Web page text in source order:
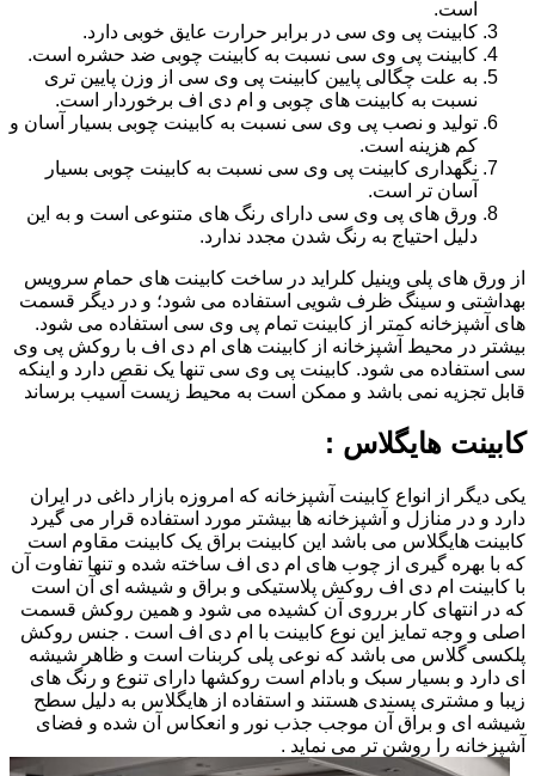
است.
کابینت پی وی سی در برابر حرارت عایق خوبی دارد.
کابینت پی وی سی نسبت به کابینت چوبی ضد حشره است.
به علت چگالی پایین کابینت پی وی سی از وزن پایین تری
نسبت به کابینت های چوبی و ام دی اف برخوردار است.
تولید و نصب پی وی سی نسبت به کابینت چوبی بسیار آسان و
کم هزینه است.
نگهداری کابینت پی وی سی نسبت به کابینت چوبی بسیار
آسان تر است.
ورق های پی وی سی دارای رنگ های متنوعی است و به این
دلیل احتیاج به رنگ شدن مجدد ندارد.
از ورق های پلی وینیل کلراید در ساخت کابینت های حمام سرویس
بهداشتی و سینگ ظرف شویی استفاده می شود؛ و در دیگر قسمت
های آشپزخانه کمتر از کابینت تمام پی وی سی استفاده می شود.
بیشتر در محیط آشپزخانه از کابینت های ام دی اف با روکش پی وی
سی استفاده می شود. کابینت پی وی سی تنها یک نقص دارد و اینکه
قابل تجزیه نمی باشد و ممکن است به محیط زیست آسیب برساند
کابینت هایگلاس :
یکی دیگر از انواع کابینت آشپزخانه که امروزه بازار داغی در ایران
دارد و در منازل و آشپزخانه ها بیشتر مورد استفاده قرار می گیرد
کابینت هایگلاس می باشد این کابینت براق یک کابینت مقاوم است
که با بهره گیری از چوب های ام دی اف ساخته شده و تنها تفاوت آن
با کابینت ام دی اف روکش پلاستیکی و براق و شیشه ای آن است
که در انتهای کار برروی آن کشیده می شود و همین روکش قسمت
اصلی و وجه تمایز این نوع کابینت با ام دی اف است . جنس روکش
پلکسی گلاس می باشد که نوعی پلی کربنات است و ظاهر شیشه
ای دارد و بسیار سبک و بادام است روکشها دارای تنوع و رنگ های
زیبا و مشتری پسندی هستند و استفاده از هایگلاس به دلیل سطح
شیشه ای و براق آن موجب جذب نور و انعکاس آن شده و فضای
آشپزخانه را روشن تر می نماید .